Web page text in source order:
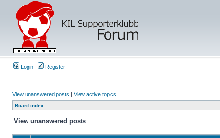
Login Register
View unanswered posts | View active topics
Board index
View unanswered posts